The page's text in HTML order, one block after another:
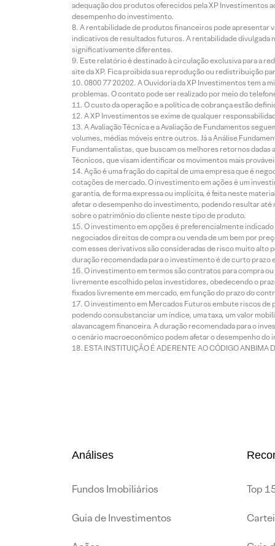
adequação dos produtos oferecidos pela XP Investimentos
desempenho do investimento.
A rentabilidade de produtos financeiros pode apresentar
indicativos de resultados futuros. A rentabilidade divulgada
significativamente diferentes.
Este relatório é destinado à circulação exclusiva para a
site da XP. Fica proibida sua reprodução ou redistribuição
0800 77 20202. A Ouvidoria da XP Investimentos tem a
problemas. O contato pode ser realizado por meio do
O custo da operação e a política de cobrança estão
A XP Investimentos se exime de qualquer
A Avaliação Técnica e a Avaliação de Fundamentos
volumes, médias móveis entre outros. Já a Análise
Fundamentalistas, que buscam os melhores retornos
Técnicos, que visam identificar os movimentos mais
Ação é uma fração do capital de uma empresa que é
cotações de mercado. O investimento em ações é um
garantia, de forma expressa ou implícita, é feita neste
afetar o desempenho do investimento, podendo resultar
sobre o patrimônio do cliente neste tipo de produto.
O investimento em opções é preferencialmente
negociados direitos de compra ou venda de um bem por
com esses derivativos são consideradas de risco muito alto
duração recomendada para o investimento é de curto
O investimento em termos são contratos para compra
livremente escolhido pelos investidores, obedecendo o
fixados livremente em mercado, em função do prazo do
O investimento em Mercados Futuros embute riscos
podendo consubstanciar um índice, uma taxa, um valor
alavancagem financeira. A duração recomendada para o
o cenário macroeconômico podem afetar o desempenho do
ESTA INSTITUIÇÃO É ADERENTE AO CÓDIGO ANBIMA
Análises
Fundos Imobiliários
Guia de Investimentos
Top